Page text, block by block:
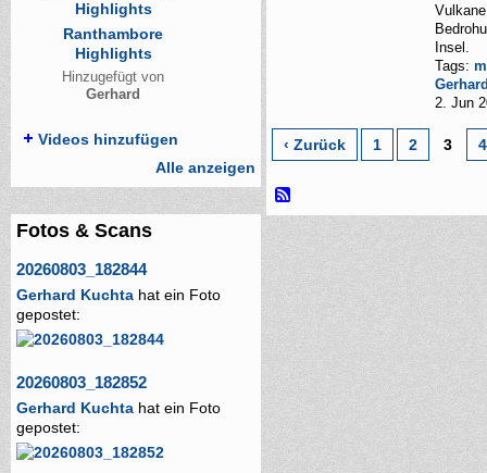
Ranthambore
Highlights
Hinzugefügt von
Gerhard
Videos hinzufügen
Alle anzeigen
Fotos & Scans
20260803_182844
Gerhard Kuchta hat ein Foto
gepostet:
20260803_182852
Gerhard Kuchta hat ein Foto
gepostet:
Insel.
Tags:
2. Jun
‹ Zurück 1 2 3 4